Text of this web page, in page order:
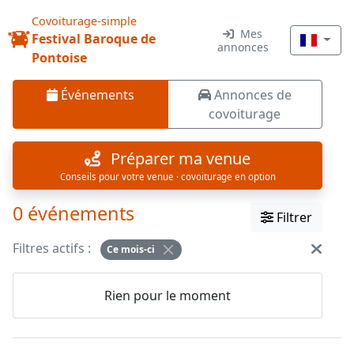
Covoiturage-simple
Festival Baroque de
Pontoise
Mes
annonces
Événements
Annonces de
covoiturage
Préparer ma venue
Conseils pour votre venue · covoiturage en option
0 événements
Filtrer
Filtres actifs :
Ce mois-ci
Rien pour le moment